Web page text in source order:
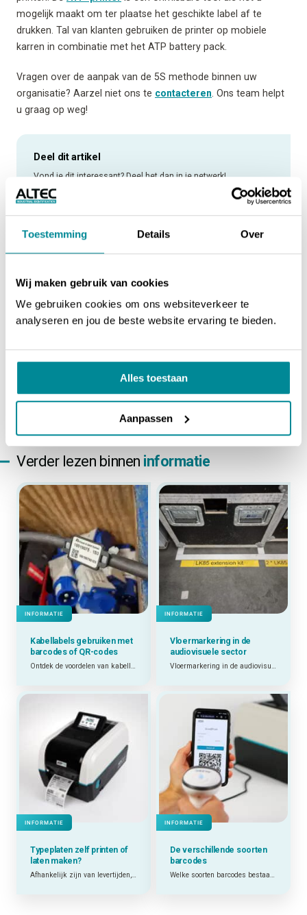
Toestemming Details Over
Wij maken gebruik van cookies
We gebruiken cookies om ons websiteverkeer te
analyseren en jou de beste website ervaring te bieden.
Alles toestaan
Aanpassen
Deel dit artikel
Vond je dit interessant? Deel het dan in je netwerk!
DEEL VIA FACEBOOK
DEEL VIA TWITTER
DEEL VIA LINKEDIN
mogelijk maakt om ter plaatse het geschikte label af te
drukken. Tal van klanten gebruiken de printer op mobiele
karren in combinatie met het ATP battery pack.
Vragen over de aanpak van de 5S methode binnen uw
organisatie? Aarzel niet ons te contacteren . Ons team helpt
u graag op weg!
Verder lezen binnen informatie
INFORMATIE
Kabellabels gebruiken met
barcodes of QR-codes
Ontdek de voordelen van kabellabels met barcodes en QR-codes.
INFORMATIE
Vloermarkering in de
audiovisuele sector
Vloermarkering in de audiovisuele sector: getest in de praktijk
INFORMATIE
Typeplaten zelf printen of
laten maken?
Afhankelijk zijn van levertijden, minimumafnames en externe leveranciers? Of zelf printen wanneer je het nodig hebt? Welke keuze het beste werkt, hangt af van jouw situatie.
INFORMATIE
De verschillende soorten
barcodes
Welke soorten barcodes bestaan er en welke past het best bij mijn toepassing?